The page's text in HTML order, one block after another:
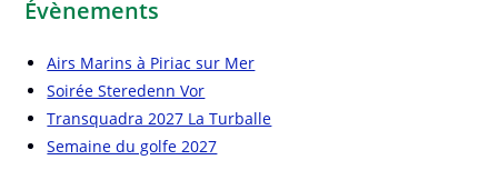
Évènements
Airs Marins à Piriac sur Mer
Soirée Steredenn Vor
Transquadra 2027 La Turballe
Semaine du golfe 2027